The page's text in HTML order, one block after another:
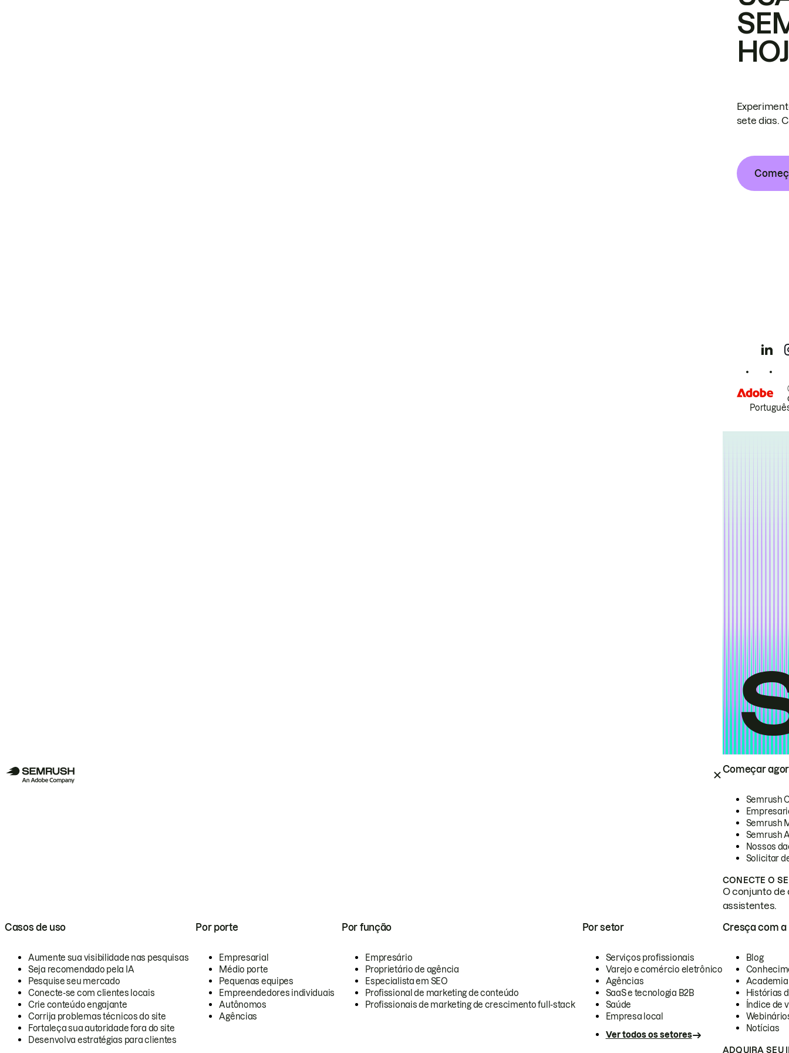
Começar
Semrush
Semrush
Semrush
Nossos
Solicitar
CONECTE O
O conjunto de
assistentes.
Casos de uso
Aumente sua visibilidade nas pesquisas
Seja recomendado pela IA
Pesquise seu mercado
Conecte-se com clientes locais
Crie conteúdo engajante
Corrija problemas técnicos do site
Fortaleça sua autoridade fora do site
Desenvolva estratégias para clientes
Por porte
Empresarial
Médio porte
Pequenas equipes
Empreendedores individuais
Autônomos
Agências
Por função
Empresário
Proprietário de agência
Especialista em SEO
Profissional de marketing de conteúdo
Profissionais de marketing de crescimento full-stack
Por setor
Serviços profissionais
Varejo e comércio eletrônico
Agências
SaaS e tecnologia B2B
Saúde
Empresa local
Ver todos os setores
Cresça com a
Blog
Academia
Histórias
Índice de
Notícias
ADQUIRA SEU
sete dias.